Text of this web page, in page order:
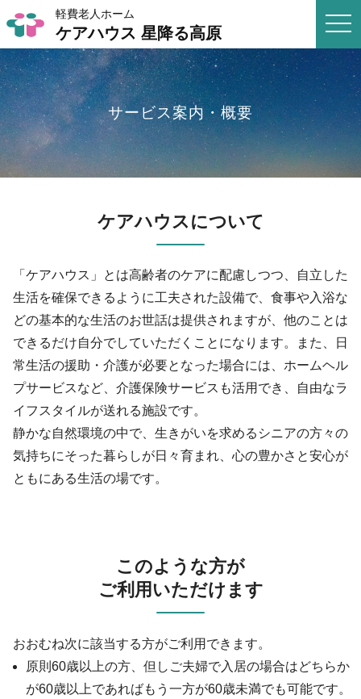
軽費老人ホーム
ケアハウス 星降る高原
サービス案内・概要
ケアハウスについて
「ケアハウス」とは高齢者のケアに配慮しつつ、自立した
生活を確保できるように工夫された設備で、食事や入浴な
どの基本的な生活のお世話は提供されますが、他のことは
できるだけ自分でしていただくことになります。また、日
常生活の援助・介護が必要となった場合には、ホームヘル
プサービスなど、介護保険サービスも活用でき、自由なラ
イフスタイルが送れる施設です。
静かな自然環境の中で、生きがいを求めるシニアの方々の
気持ちにそった暮らしが日々育まれ、心の豊かさと安心が
ともにある生活の場です。
このような方が
ご利用いただけます
おおむね次に該当する方がご利用できます。
原則60歳以上の方、但しご夫婦で入居の場合はどちらか
が60歳以上であればもう一方が60歳未満でも可能です。